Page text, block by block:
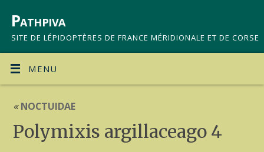
Pathpiva
SITE DE LÉPIDOPTÈRES DE FRANCE MÉRIDIONALE ET DE CORSE
MENU
«NOCTUIDAE
Polymixis argillaceago 4